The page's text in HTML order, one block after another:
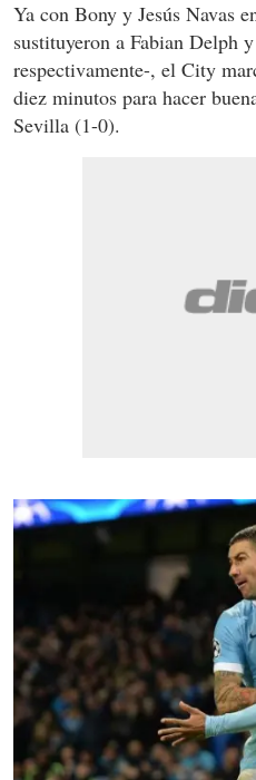
Ya con Bony y Jesús Navas
sustituyeron a Fabian Delph
respectivamente-, el City
diez minutos para hacer
Sevilla (1-0).